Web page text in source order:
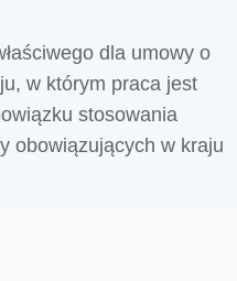
dla umowy o
w którym praca jest
stosowania
obowiązujących w kraju